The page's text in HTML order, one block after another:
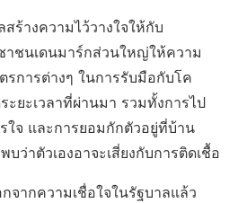
ร้างความไว้วางใจให้กับ
าชนเดนมาร์กส่วนใหญ่ให้ความ
การต่างๆ ในการรับมือกับโค
ะยะเวลาที่ผ่านมา รวมทั้งการไป
จ และการยอมกักตัวอยู่ที่บ้าน
ว่าตัวเองอาจะเสี่ยงกับการติดเชื้อ
จากความเชื่อใจในรัฐบาลแล้ว